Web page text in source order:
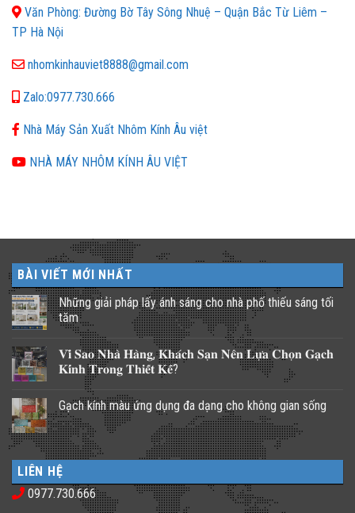
Văn Phòng: Đường Bờ Tây Sông Nhuệ – Quận Bắc Từ Liêm –
TP Hà Nội
nhomkinhauviet8888@gmail.com
Zalo:0977.730.666
Nhà Máy Sản Xuất Nhôm Kính Âu việt
NHÀ MÁY NHÔM KÍNH ÂU VIỆT
BÀI VIẾT MỚI NHẤT
Những giải pháp lấy ánh sáng cho nhà phố thiếu sáng tối
tăm
Không
bình
luận
ở
pháp
lấy
ánh
sáng
cho
nhà
phố
thiếu
sáng
tối
𝐕𝐢̀ 𝐒𝐚𝐨 𝐍𝐡𝐚̀ 𝐇𝐚̀𝐧𝐠, 𝐊𝐡𝐚́𝐜𝐡 𝐒𝐚̣𝐧 𝐍𝐞̂𝐧 𝐋𝐮̛̣𝐚 𝐂𝐡𝐨̣𝐧 𝐆𝐚̣𝐜𝐡
𝐊𝐢́𝐧𝐡 𝐓𝐫𝐨𝐧𝐠 𝐓𝐡𝐢𝐞̂́𝐭 𝐊𝐞̂́?
bình
luận
ở
𝐕𝐢̀
𝐒𝐚𝐨
𝐍𝐡𝐚̀
𝐇𝐚̀𝐧𝐠,
𝐊𝐡𝐚́𝐜𝐡
𝐒𝐚̣𝐧
𝐍𝐞̂𝐧
Gạch kính màu ứng dụng đa dạng cho không gian sống
Không
có
bình
luận
ở
Gạch
kính
màu
LIÊN HỆ
0977.730.666